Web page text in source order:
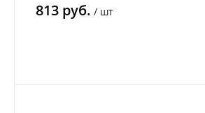
813 руб. / шт